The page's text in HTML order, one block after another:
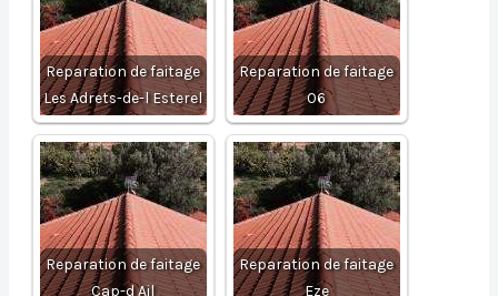
Reparation de faitage
Les Adrets-de-l Esterel
Reparation de faitage
06
Reparation de faitage
Cap-d Ail
Reparation de faitage
Eze